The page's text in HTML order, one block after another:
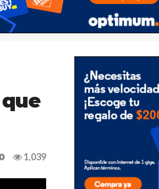
de Yonkers 1 año ago
de noviembre 10 meses ago
1,039